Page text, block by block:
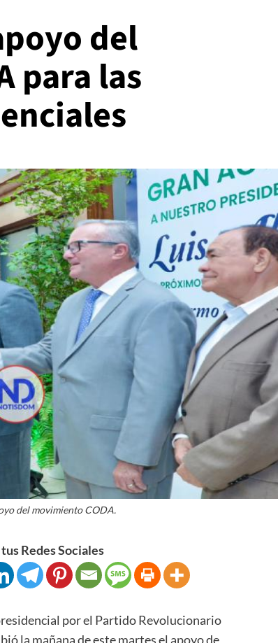
del
para las
del movimiento CODA.
Redes Sociales
por el Partido Revolucionario
la mañana de este martes el apoyo de